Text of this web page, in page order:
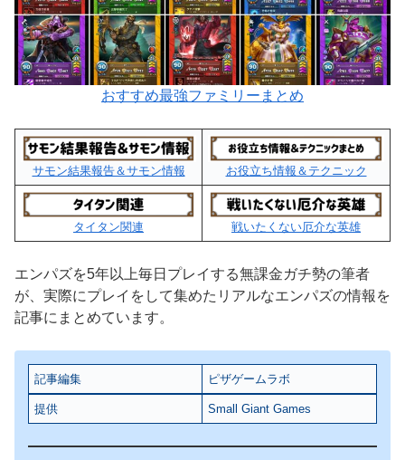
おすすめ最強ファミリーまとめ
サモン結果報告＆サモン情報 お役立ち情報＆テクニック
タイタン関連 戦いたくない厄介な英雄
エンパズを5年以上毎日プレイする無課金ガチ勢の筆者
が、実際にプレイをして集めたリアルなエンパズの情報を
記事にまとめています。
記事編集 ピザゲームラボ
提供 Small Giant Games